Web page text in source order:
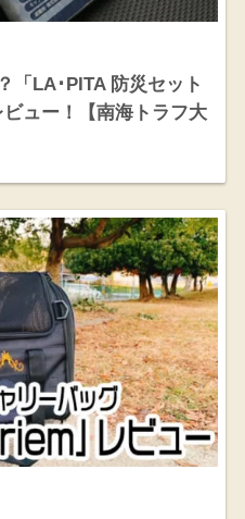
「LA･PITA 防災セット
ュー！【南海トラフ大